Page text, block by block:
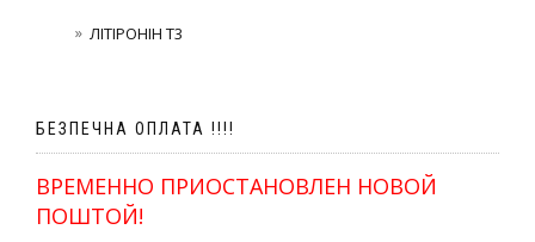
ЛІТІРОНІН Т3
БЕЗПЕЧНА ОПЛАТА !!!!
ВРЕМЕННО ПРИОСТАНОВЛЕН НОВОЙ
ПОШТОЙ!